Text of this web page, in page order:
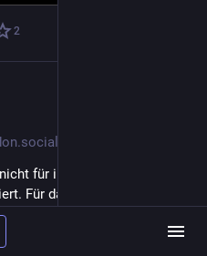
2
für ihren Inhalt, sondern
Für das, von dem man
auch noch